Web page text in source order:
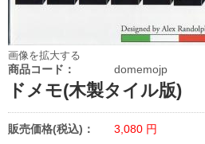
画像を拡大する
商品コード： domemojp
ドメモ(木製タイル版)
販売価格(税込)： 3,080 円